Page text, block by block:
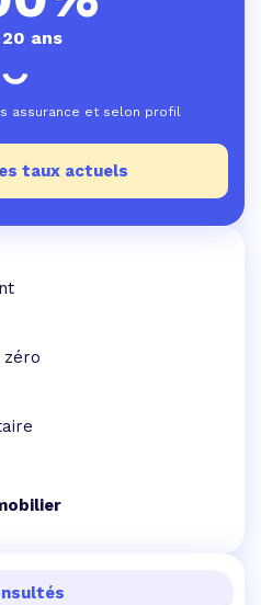
ans
assurance et selon profil
taux actuels